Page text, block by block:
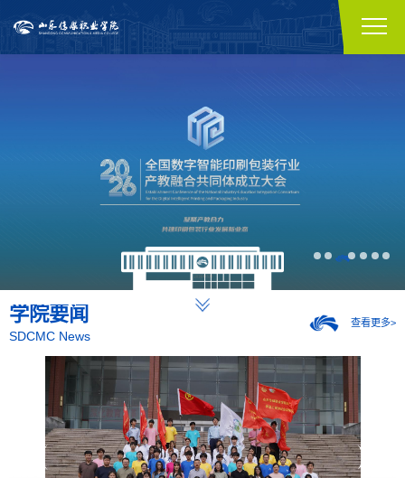
学院要闻
SDCMC News
查看更多>